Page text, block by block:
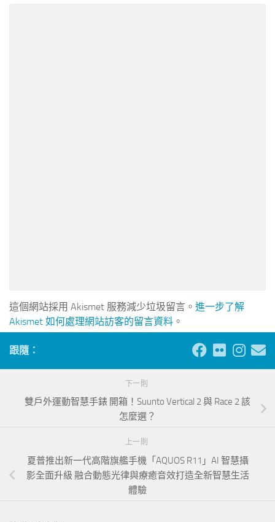
這個網站採用 Akismet 服務減少垃圾留言。 進一步了解
Akismet 如何處理網站訪客的留言資料 。
跟隨：
下一則
雙戶外運動智慧手錶 開箱！Suunto Vertical 2 與 Race 2 該
怎麼選？
上一則
夏普推出新一代高階旗艦手機「AQUOS R11」AI 智慧攝
影全面升級 融合動態光律與療癒音效打造全新智慧生活
體驗